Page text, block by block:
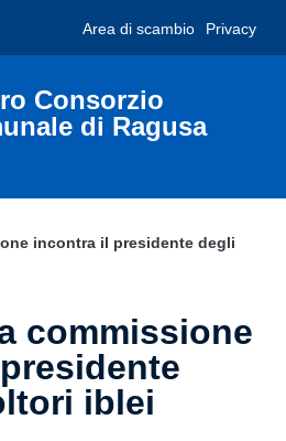
Area di scambio Privacy
Consorzio
di Ragusa
incontra il presidente degli
commissione
iblei